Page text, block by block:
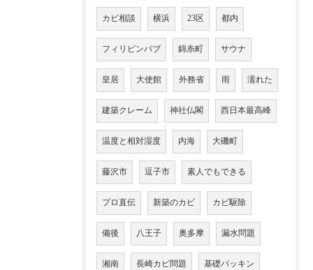
カビ相談 横浜 23区 都内
フィリピンパブ 錦糸町 サウナ
皇居 大使館 外務省 雨 濡れた
建築クレーム 神社仏閣 西日本最高峰
温度と相対湿度 内海 大磯町
藤沢市 逗子市 素人でもできる
プロ直伝 新築のカビ カビ駆除
備後 八王子 奥多摩 漏水問題
湘南 長崎カビ問題 基礎パッキン